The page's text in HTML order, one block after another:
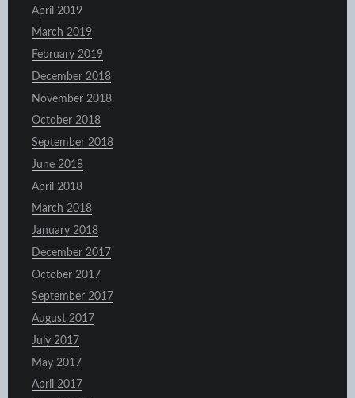
April 2019
March 2019
February 2019
December 2018
November 2018
October 2018
September 2018
June 2018
April 2018
March 2018
January 2018
December 2017
October 2017
September 2017
August 2017
July 2017
May 2017
April 2017